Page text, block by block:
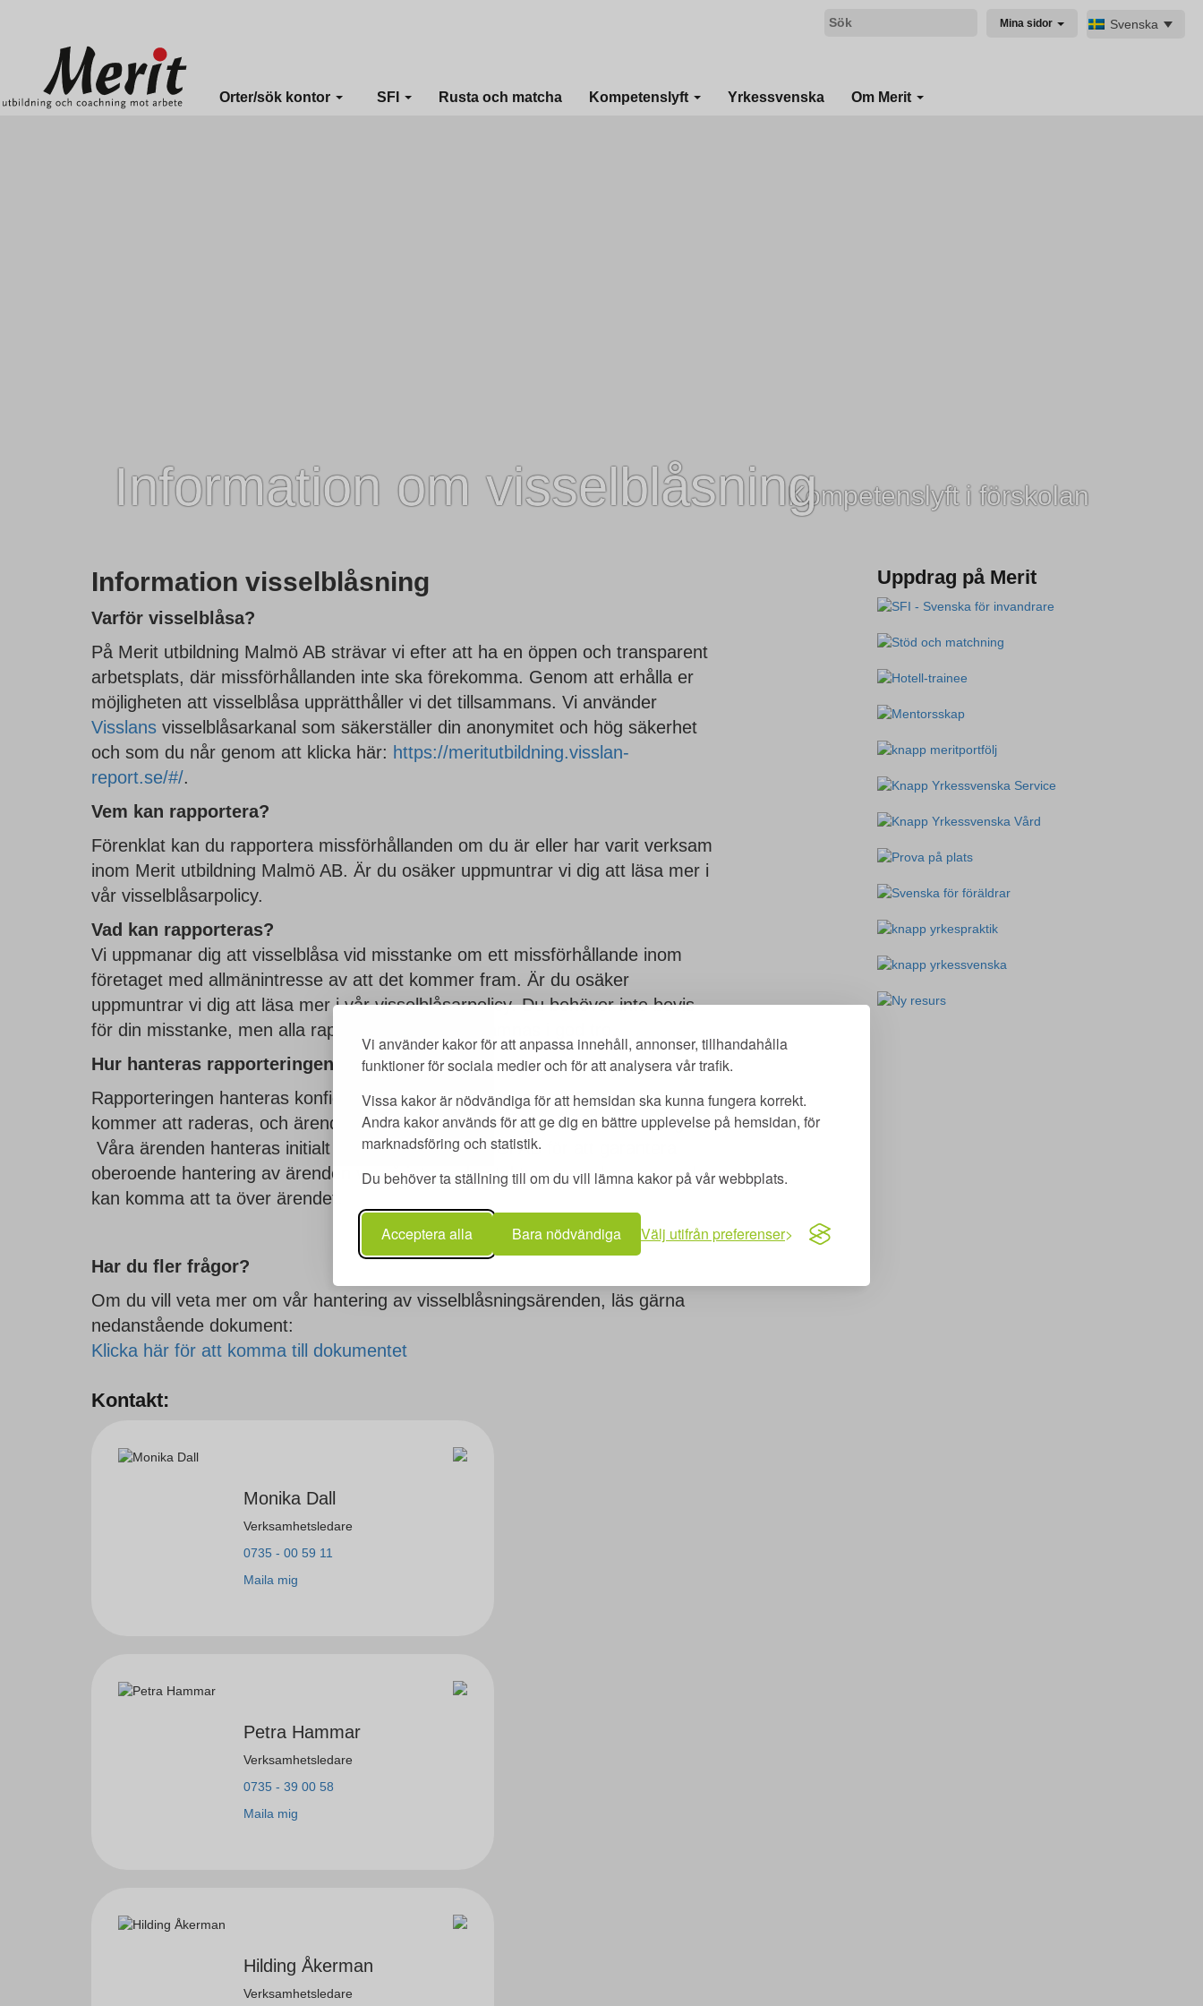
Vi använder kakor för att anpassa innehåll, annonser, tillhandahålla
funktioner för sociala medier och för att analysera vår trafik.
Vissa kakor är nödvändiga för att hemsidan ska kunna fungera korrekt.
Andra kakor används för att ge dig en bättre upplevelse på hemsidan, för
marknadsföring och statistik.
Du behöver ta ställning till om du vill lämna kakor på vår webbplats.
Acceptera alla Bara nödvändiga Välj utifrån preferenser
Mina sidor Svenska
Orter/sök kontor SFI Rusta och matcha Kompetenslyft Yrkessvenska Om Merit
Kompetenslyft i förskolan
Information om visselblåsning
Information visselblåsning
Varför visselblåsa?
På Merit utbildning Malmö AB strävar vi efter att ha en öppen och transparent
arbetsplats, där missförhållanden inte ska förekomma. Genom att erhålla er
möjligheten att visselblåsa upprätthåller vi det tillsammans. Vi använder
Visslans visselblåsarkanal som säkerställer din anonymitet och hög säkerhet
och som du når genom att klicka här: https://meritutbildning.visslan-
report.se/#/.
Vem kan rapportera?
Förenklat kan du rapportera missförhållanden om du är eller har varit verksam
inom Merit utbildning Malmö AB. Är du osäker uppmuntrar vi dig att läsa mer i
vår visselblåsarpolicy.
Vad kan rapporteras?
Vi uppmanar dig att visselblåsa vid misstanke om ett missförhållande inom
företaget med allmänintresse av att det kommer fram. Är du osäker
uppmuntrar vi dig att läsa mer i vår visselblåsarpolicy. Du behöver inte bevis
för din misstanke, men alla rapporteringar måste lämnas i god tro.
Hur hanteras rapporteringen?
Rapporteringen hanteras konfidentiellt. Samtliga personuppgifter utan relevans
kommer att raderas, och ärendet sparas endast så länge det är nödvändigt.
Våra ärenden hanteras initialt av Advokatfirman VICI AB för att garantera
oberoende hantering av ärenden varpå interna kontaktpersoner hos oss sedan
kan komma att ta över ärendet.
Har du fler frågor?
Om du vill veta mer om vår hantering av visselblåsningsärenden, läs gärna
nedanstående dokument:
Klicka här för att komma till dokumentet
Kontakt:
Monika Dall
Verksamhetsledare
0735 - 00 59 11
Maila mig
Petra Hammar
Verksamhetsledare
0735 - 39 00 58
Maila mig
Hilding Åkerman
Verksamhetsledare
Uppdrag på Merit